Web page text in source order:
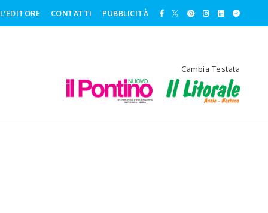
L'EDITORE CONTATTI PUBBLICITÀ
Cambia Testata